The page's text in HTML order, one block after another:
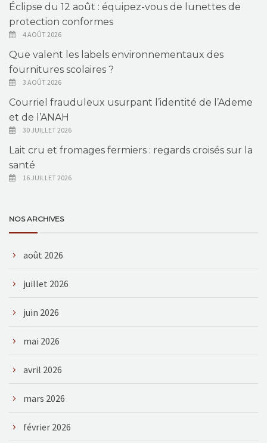
Éclipse du 12 août : équipez-vous de lunettes de
protection conformes
4 AOÛT 2026
Que valent les labels environnementaux des
fournitures scolaires ?
3 AOÛT 2026
Courriel frauduleux usurpant l’identité de l’Ademe
et de l’ANAH
30 JUILLET 2026
Lait cru et fromages fermiers : regards croisés sur la
santé
16 JUILLET 2026
NOS ARCHIVES
août 2026
juillet 2026
juin 2026
mai 2026
avril 2026
mars 2026
février 2026